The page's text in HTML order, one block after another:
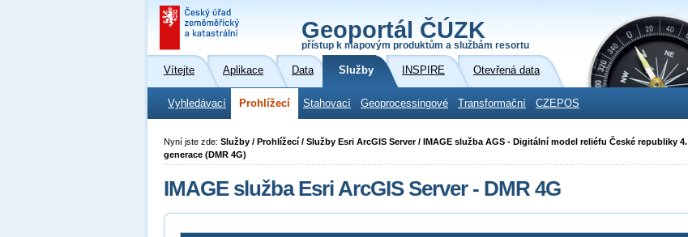
Geoportál ČÚZK
přístup k mapovým produktům a službám resortu
Vítejte Aplikace Data Služby INSPIRE Otevřená data
Vyhledávací Prohlížecí Stahovací Geoprocessingové Transformační CZEPOS
Nyní jste zde: Služby / Prohlížecí / Služby Esri ArcGIS Server / IMAGE služba AGS - Digitální model reliéfu České republiky 4.
generace (DMR 4G)
IMAGE služba Esri ArcGIS Server - DMR 4G